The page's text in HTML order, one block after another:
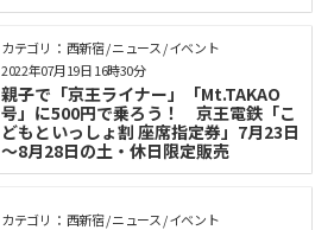
カテゴリ： 西新宿 / ニュース / イベント
親子で「京王ライナー」「Mt.TAKAO
号」に500円で乗ろう！ 京王電鉄「こ
どもといっしょ割 座席指定券」7月23日
～8月28日の土・休日限定販売
2022年07月19日 16時30分
カテゴリ： 西新宿 / ニュース / イベント